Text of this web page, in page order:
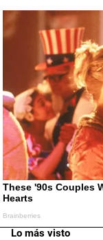
Lo más visto